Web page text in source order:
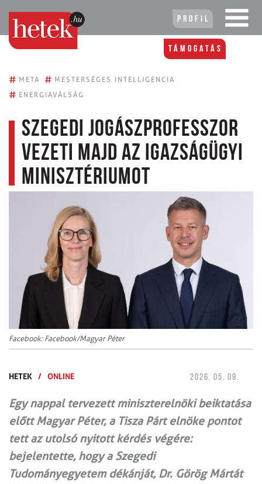
Profil
Támogatás
# META # MESTERSÉGES INTELLIGENCIA
# ENERGIAVÁLSÁG
Szegedi jogászprofesszor
vezeti majd az Igazságügyi
Minisztériumot
Facebook: Facebook/Magyar Péter
HETEK / ONLINE 2026. 05. 09.
Egy nappal tervezett miniszterelnöki beiktatása
előtt Magyar Péter, a Tisza Párt elnöke pontot
tett az utolsó nyitott kérdés végére:
bejelentette, hogy a Szegedi
Tudományegyetem dékánját, Dr. Görög Mártát